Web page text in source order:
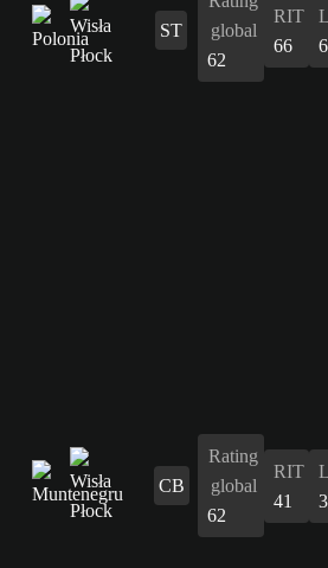
ST
global
62
RIT
66
CB
Rating
global
62
RIT
41